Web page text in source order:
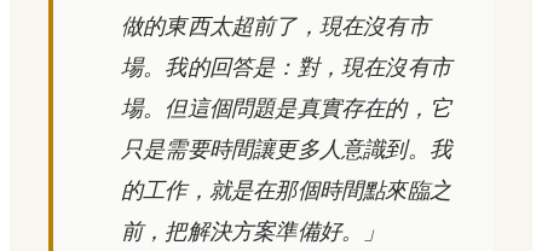
做的東西太超前了，現在沒有市
場。我的回答是：對，現在沒有市
場。但這個問題是真實存在的，它
只是需要時間讓更多人意識到。我
的工作，就是在那個時間點來臨之
前，把解決方案準備好。」